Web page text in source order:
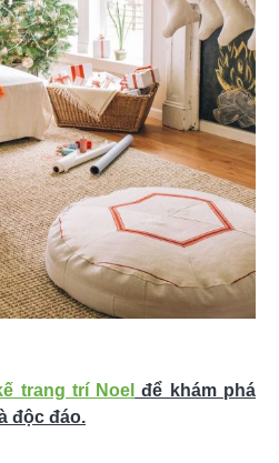
trang trí Noel để khám phá
độc đáo.